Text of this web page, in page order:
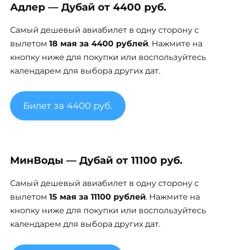
Адлер — Дубай от 4400 руб.
Самый дешевый авиабилет в одну сторону с
вылетом 18 мая за 4400 рублей. Нажмите на
кнопку ниже для покупки или воспользуйтесь
календарем для выбора других дат.
Билет за 4400 руб.
МинВоды — Дубай от 11100 руб.
Самый дешевый авиабилет в одну сторону с
вылетом 15 мая за 11100 рублей. Нажмите на
кнопку ниже для покупки или воспользуйтесь
календарем для выбора других дат.